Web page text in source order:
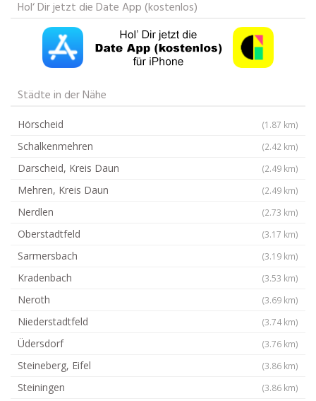
Hol‘ Dir jetzt die Date App (kostenlos)
Städte in der Nähe
Hörscheid (1.87 km)
Schalkenmehren (2.42 km)
Darscheid, Kreis Daun (2.49 km)
Mehren, Kreis Daun (2.49 km)
Nerdlen (2.73 km)
Oberstadtfeld (3.17 km)
Sarmersbach (3.19 km)
Kradenbach (3.53 km)
Neroth (3.69 km)
Niederstadtfeld (3.74 km)
Üdersdorf (3.76 km)
Steineberg, Eifel (3.86 km)
Steiningen (3.86 km)